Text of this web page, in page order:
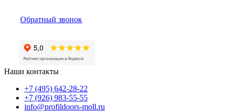
Обратный звонок
Наши контакты
+7 (495) 642-28-22
+7 (926) 983-55-55
info@profildoors-moll.ru